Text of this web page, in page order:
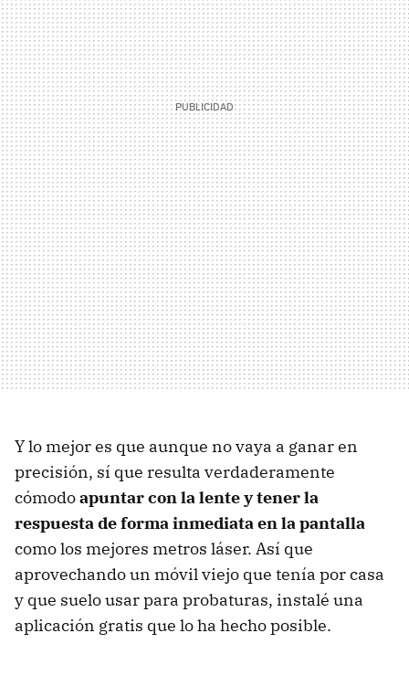
Y lo mejor es que aunque no vaya a ganar en
precisión, sí que resulta verdaderamente
cómodoapuntar con la lente y tener la
respuesta de forma inmediata en la pantalla
como los mejores metros láser. Así que
aprovechando un móvil viejo que tenía por casa
y que suelo usar para probaturas, instalé una
aplicación gratis que lo ha hecho posible.